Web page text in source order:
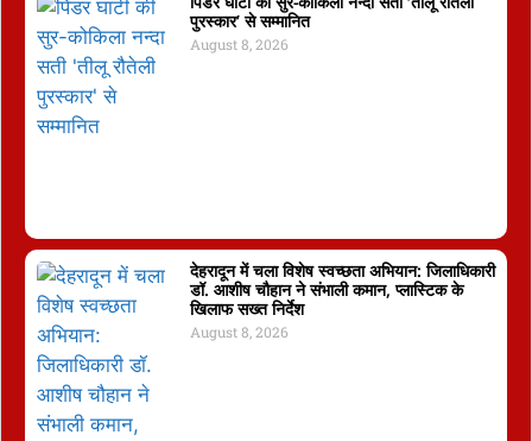
पुरस्कार’ से सम्मानित
August 8, 2026
देहरादून में चला विशेष स्वच्छता अभियान: जिलाधिकारी
डॉ. आशीष चौहान ने संभाली कमान, प्लास्टिक के
खिलाफ सख्त निर्देश
August 8, 2026